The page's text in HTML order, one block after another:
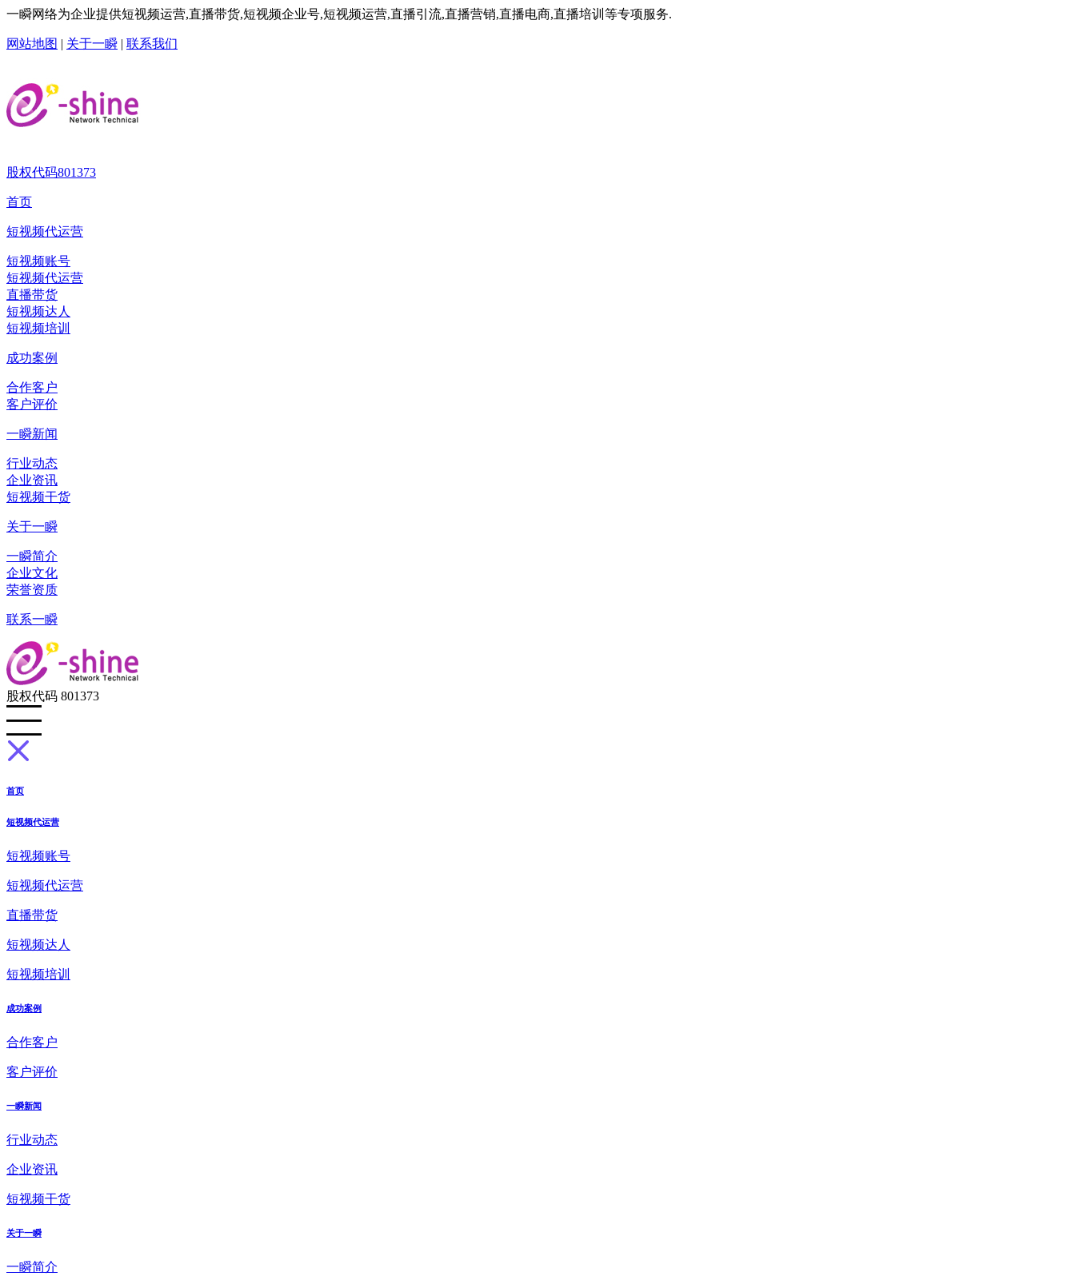
一瞬网络为企业提供短视频运营,直播带货,短视频企业号,短视频运营,直播引流,直播营销,直播电商,直播培训等专项服务.
网站地图 | 关于一瞬 | 联系我们
股权代码801373
首页
短视频代运营
短视频账号
短视频代运营
直播带货
短视频达人
短视频培训
成功案例
合作客户
客户评价
一瞬新闻
行业动态
企业资讯
短视频干货
关于一瞬
一瞬简介
企业文化
荣誉资质
联系一瞬
股权代码 801373
首页
短视频代运营
短视频账号
短视频代运营
直播带货
短视频达人
短视频培训
成功案例
合作客户
客户评价
一瞬新闻
行业动态
企业资讯
短视频干货
关于一瞬
一瞬简介